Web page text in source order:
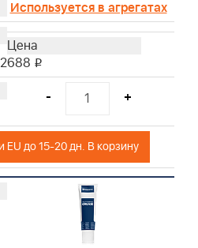
4103
4104
4107
4109
4110
4112
Используется в агрегатах
2688 i
- +
Поставка из РФ или EU до 15-20 дн. В корзину